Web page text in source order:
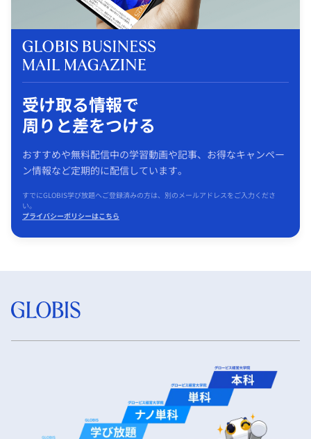
受け取る情報で
周りと差をつける
おすすめや無料配信中の学習動画や記事、お得なキャンペー
ン情報など定期的に配信しています。
すでにGLOBIS学び放題へご登録済みの方は、別のメールアドレスをご入力くださ
い。
プライバシーポリシーはこちら